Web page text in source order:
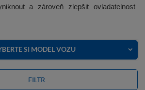
a zároveň zlepšit ovladatelnost
SI MODEL VOZU
FILTR